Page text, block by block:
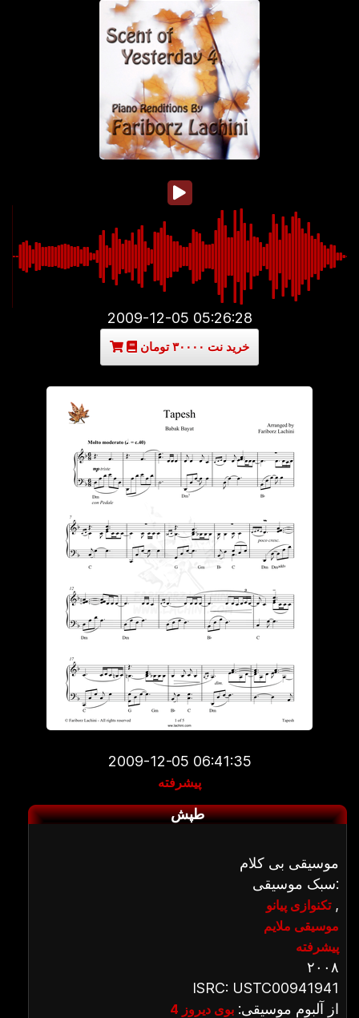
2009-12-05 05:26:28
خرید نت ۳۰۰۰۰ تومان
2009-12-05 06:41:35
پیشرفته
طپش
موسیقی بی کلام
سبک موسیقی:
تکنوازی پیانو,
موسیقی ملایم
پیشرفته
۲۰۰۸
ISRC: USTC00941941
از آلبوم موسیقی: بوی دیروز 4